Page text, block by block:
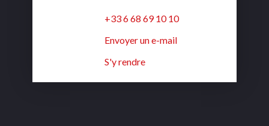
+33 6 68 69 10 10
Envoyer un e-mail
S'y rendre